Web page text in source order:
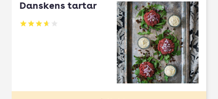
Danskens tartar
Betyg: 3.62 av 5